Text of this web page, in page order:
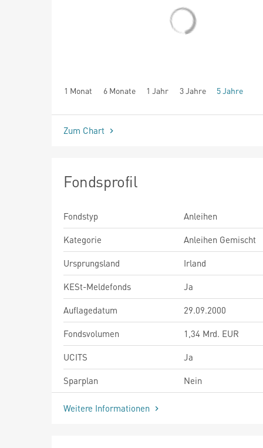
1 Monat 6 Monate 1 Jahr 3 Jahre 5 Jahre
seit Beginn
Zum Chart
Fondsprofil
Fondstyp
Anleihen
Kategorie
Anleihen Gemischt
Ursprungsland
Irland
KESt-Meldefonds
Ja
Auflagedatum
29.09.2000
Fondsvolumen
1,34 Mrd. EUR
UCITS
Ja
Sparplan
Nein
Weitere Informationen